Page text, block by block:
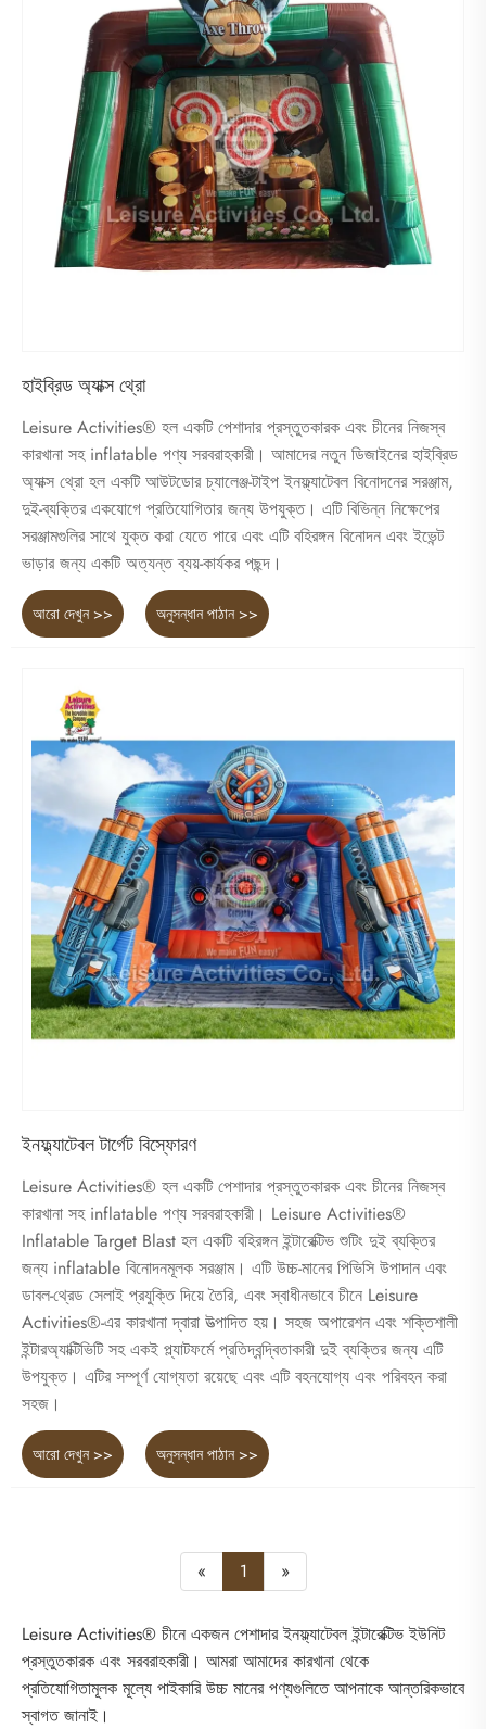
হাইব্রিড অ্যাক্স থ্রো
Leisure Activities® হল একটি পেশাদার প্রস্তুতকারক এবং চীনের নিজস্ব
কারখানা সহ inflatable পণ্য সরবরাহকারী। আমাদের নতুন ডিজাইনের হাইব্রিড
অ্যাক্স থ্রো হল একটি আউটডোর চ্যালেঞ্জ-টাইপ ইনফ্ল্যাটেবল বিনোদনের সরঞ্জাম,
দুই-ব্যক্তির একযোগে প্রতিযোগিতার জন্য উপযুক্ত। এটি বিভিন্ন নিক্ষেপের
সরঞ্জামগুলির সাথে যুক্ত করা যেতে পারে এবং এটি বহিরঙ্গন বিনোদন এবং ইভেন্ট
ভাড়ার জন্য একটি অত্যন্ত ব্যয়-কার্যকর পছন্দ।
আরো দেখুন >> অনুসন্ধান পাঠান >>
ইনফ্ল্যাটেবল টার্গেট বিস্ফোরণ
Leisure Activities® হল একটি পেশাদার প্রস্তুতকারক এবং চীনের নিজস্ব
কারখানা সহ inflatable পণ্য সরবরাহকারী। Leisure Activities®
Inflatable Target Blast হল একটি বহিরঙ্গন ইন্টারেক্টিভ শুটিং দুই ব্যক্তির
জন্য inflatable বিনোদনমূলক সরঞ্জাম। এটি উচ্চ-মানের পিভিসি উপাদান এবং
ডাবল-থ্রেড সেলাই প্রযুক্তি দিয়ে তৈরি, এবং স্বাধীনভাবে চীনে Leisure
Activities®-এর কারখানা দ্বারা উত্পাদিত হয়। সহজ অপারেশন এবং শক্তিশালী
ইন্টারঅ্যাক্টিভিটি সহ একই প্ল্যাটফর্মে প্রতিদ্বন্দ্বিতাকারী দুই ব্যক্তির জন্য এটি
উপযুক্ত। এটির সম্পূর্ণ যোগ্যতা রয়েছে এবং এটি বহনযোগ্য এবং পরিবহন করা
সহজ।
আরো দেখুন >> অনুসন্ধান পাঠান >>
« 1 »
Leisure Activities® চীনে একজন পেশাদার ইনফ্ল্যাটেবল ইন্টারেক্টিভ ইউনিট
প্রস্তুতকারক এবং সরবরাহকারী। আমরা আমাদের কারখানা থেকে
প্রতিযোগিতামূলক মূল্যে পাইকারি উচ্চ মানের পণ্যগুলিতে আপনাকে আন্তরিকভাবে
স্বাগত জানাই।